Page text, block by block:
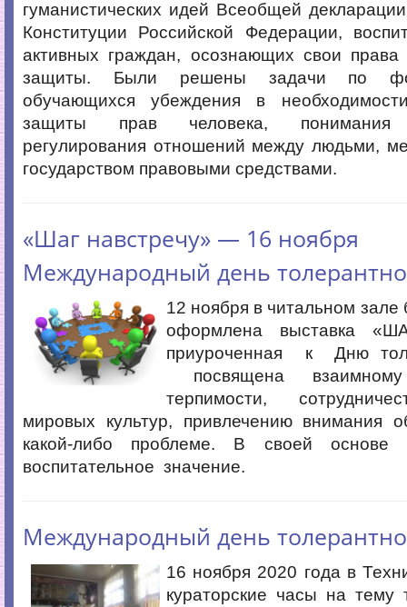
гуманистических идей Всеобщей
Конституции Российской Федерации,
активных граждан, осознающих свои
защиты. Были решены задачи по
обучающихся убеждения в
защиты прав человека, понимания
регулирования отношений между людьми,
государством правовыми средствами.
«Шаг навстречу» — 16 ноября
Международный день
12 ноября в читальном
оформлена выставка
приуроченная к Дню
посвящена
терпимости,
мировых культур, привлечению внимания
какой-либо проблеме. В своей основе
воспитательное значение.
Международный день
16 ноября 2020 года в
кураторские часы на тему